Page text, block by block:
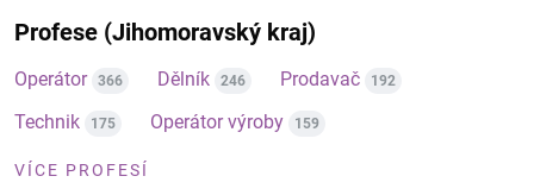
Profese (Jihomoravský kraj)
Operátor 366 Dělník 246 Prodavač 192
Technik 175 Operátor výroby 159
VÍCE PROFESÍ